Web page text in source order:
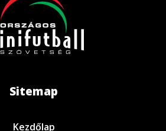
Sitemap
Kezdőlap